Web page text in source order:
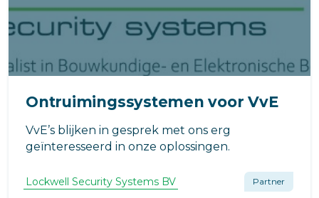
Ontruimingssystemen voor VvE
VvE’s blijken in gesprek met ons erg
geïnteresseerd in onze oplossingen.
Lockwell Security Systems BV Partner